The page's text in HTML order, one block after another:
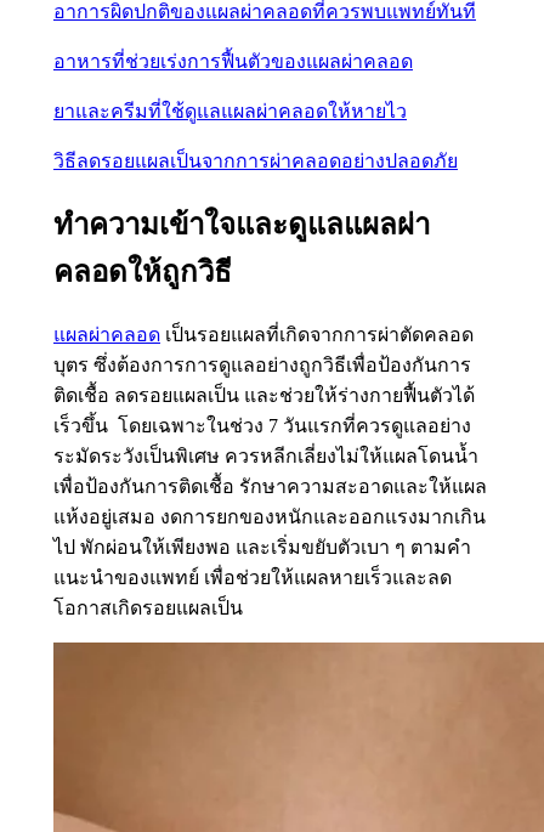
อาการผิดปกติของแผลผ่าคลอดที่ควรพบแพทย์ทันที
อาหารที่ช่วยเร่งการฟื้นตัวของแผลผ่าคลอด
ยาและครีมที่ใช้ดูแลแผลผ่าคลอดให้หายไว
วิธีลดรอยแผลเป็นจากการผ่าคลอดอย่างปลอดภัย
ทำความเข้าใจและดูแลแผลผ่า
คลอดให้ถูกวิธี
แผลผ่าคลอดเป็นรอยแผลที่เกิดจากการผ่าตัดคลอด
บุตร ซึ่งต้องการการดูแลอย่างถูกวิธีเพื่อป้องกันการ
ติดเชื้อ ลดรอยแผลเป็น และช่วยให้ร่างกายฟื้นตัวได้
เร็วขึ้น โดยเฉพาะในช่วง 7 วันแรกที่ควรดูแลอย่าง
ระมัดระวังเป็นพิเศษ ควรหลีกเลี่ยงไม่ให้แผลโดนน้ำ
เพื่อป้องกันการติดเชื้อ รักษาความสะอาดและให้แผล
แห้งอยู่เสมอ งดการยกของหนักและออกแรงมากเกิน
ไป พักผ่อนให้เพียงพอ และเริ่มขยับตัวเบา ๆ ตามคำ
แนะนำของแพทย์ เพื่อช่วยให้แผลหายเร็วและลด
โอกาสเกิดรอยแผลเป็น